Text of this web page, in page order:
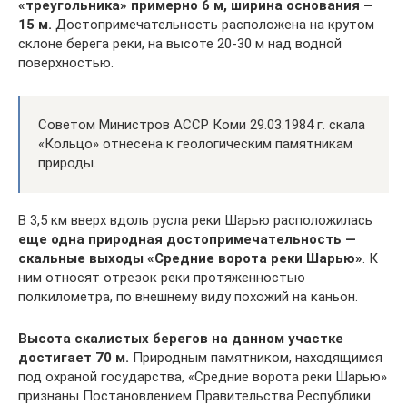
«треугольника» примерно 6 м, ширина основания –
15 м. Достопримечательность расположена на крутом
склоне берега реки, на высоте 20-30 м над водной
поверхностью.
Советом Министров АССР Коми 29.03.1984 г. скала
«Кольцо» отнесена к геологическим памятникам
природы.
В 3,5 км вверх вдоль русла реки Шарью расположилась
еще одна природная достопримечательность —
скальные выходы «Средние ворота реки Шарью» . К
ним относят отрезок реки протяженностью
полкилометра, по внешнему виду похожий на каньон.
Высота скалистых берегов на данном участке
достигает 70 м. Природным памятником, находящимся
под охраной государства, «Средние ворота реки Шарью»
признаны Постановлением Правительства Республики